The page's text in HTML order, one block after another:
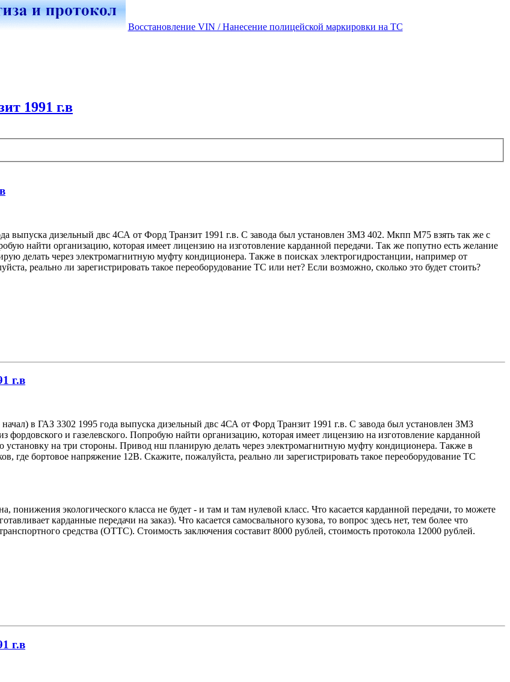
Восстановление VIN / Нанесение полицейской маркировки на ТС
1991 г.в
выпуска дизельный двс 4СА от Форд Транзит 1991 г.в. С завода был установлен ЗМЗ 402. Мкпп М75 взять так же с
найти организацию, которая имеет лицензию на изготовление карданной передачи. Так же попутно есть желание
делать через электромагнитную муфту кондиционера. Также в поисках электрогидростанции, например от
реально ли зарегистрировать такое переоборудование ТС или нет? Если возможно, сколько это будет стоить?
г.в
начал) в ГАЗ 3302 1995 года выпуска дизельный двс 4СА от Форд Транзит 1991 г.в. С завода был установлен ЗМЗ
фордовского и газелевского. Попробую найти организацию, которая имеет лицензию на изготовление карданной
установку на три стороны. Привод нш планирую делать через электромагнитную муфту кондиционера. Также в
где бортовое напряжение 12В. Скажите, пожалуйста, реально ли зарегистрировать такое переоборудование ТС
понижения экологического класса не будет - и там и там нулевой класс. Что касается карданной передачи, то можете
карданные передачи на заказ). Что касается самосвального кузова, то вопрос здесь нет, тем более что
средства (ОТТС). Стоимость заключения составит 8000 рублей, стоимость протокола 12000 рублей.
г.в